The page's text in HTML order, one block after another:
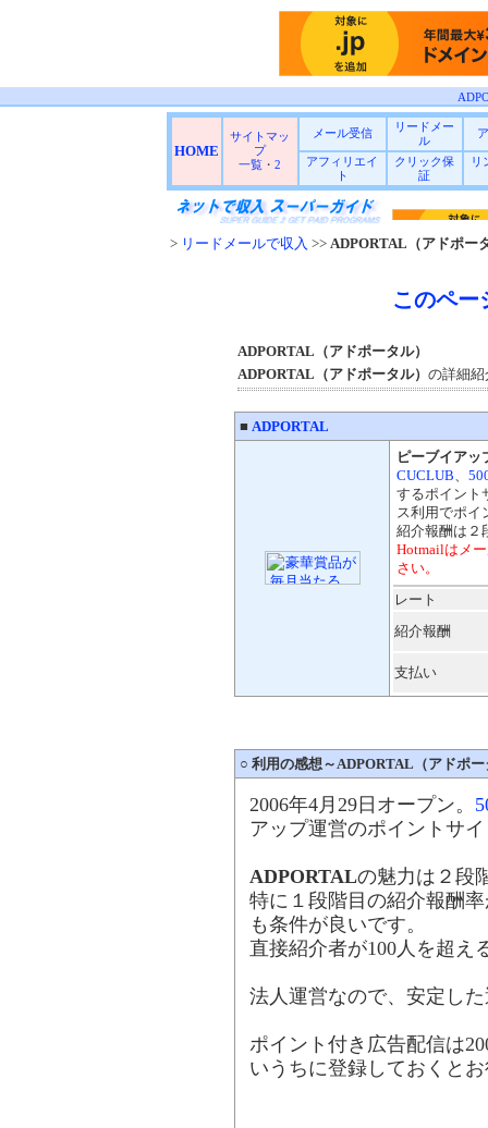
HOME
サイトマッ
プ
一覧 ・ 2
メール受信
リードメー
ル
アフィリエイ
ト
クリック保
証
リ
> リードメールで収入 >> ADPORTAL（アドポー
このペー
ADPORTAL（アドポータル）
ADPORTAL（アドポータル） の詳細紹
■ ADPORTAL
ピーブイアッ
CUCLUB、
するポイント
ス利用でポイ
紹介報酬は２
Hotmailはメ
さい。
レート
紹介報酬
支払い
○ 利用の感想～ADPORTAL（アドポー
2006年4月29日オープン。
アップ運営のポイントサ
ADPORTALの魅力は２段
特に１段階目の紹介報酬
も条件が良いです。
直接紹介者が100人を超え
法人運営なので、安定し
ポイント付き広告配信は
いうちに登録しておくと